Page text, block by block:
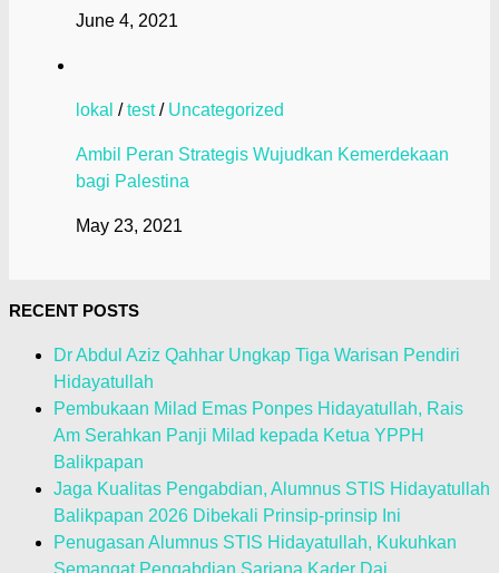
June 4, 2021
lokal /test/ Uncategorized
Ambil Peran Strategis Wujudkan Kemerdekaan
bagi Palestina
May 23, 2021
RECENT POSTS
Dr Abdul Aziz Qahhar Ungkap Tiga Warisan Pendiri
Hidayatullah
Pembukaan Milad Emas Ponpes Hidayatullah, Rais
Am Serahkan Panji Milad kepada Ketua YPPH
Balikpapan
Jaga Kualitas Pengabdian, Alumnus STIS Hidayatullah
Balikpapan 2026 Dibekali Prinsip-prinsip Ini
Penugasan Alumnus STIS Hidayatullah, Kukuhkan